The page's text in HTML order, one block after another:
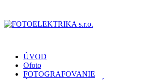
ÚVOD
Ofoto
FOTOGRAFOVANIE